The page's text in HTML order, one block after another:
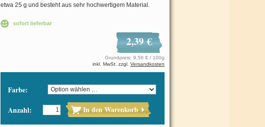
etwa 25 g und besteht aus sehr hochwertigem Material.
sofort lieferbar
2,39 €
Grundpreis: 9,56 € / 100g
inkl. MwSt. zzgl. Versandkosten
Farbe:
Anzahl:
In den Warenkorb